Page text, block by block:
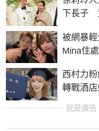
下長子
被網暴
Mina住
西村力
轉戰酒
我是廣